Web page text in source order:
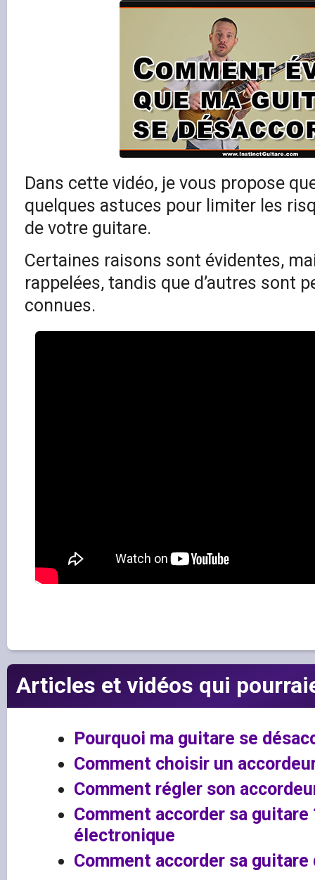
Dans cette vidéo, je vous propose
quelques astuces pour limiter les
de votre guitare.
Certaines raisons sont évidentes,
rappelées, tandis que d’autres sont
connues.
Articles et vidéos qui
Pourquoi ma guitare se
Comment choisir un
Comment régler son
Comment accorder sa guitare
électronique
Comment accorder sa guitare